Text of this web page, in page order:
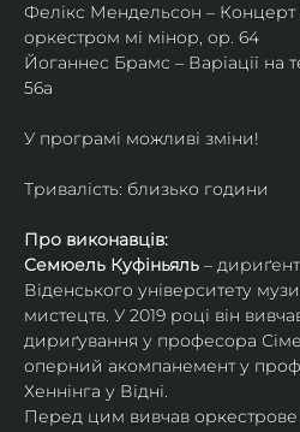
Фелікс Мендельсон – Концерт
оркестром мі мінор, ор. 64
Йоганнес Брамс – Варіації на
56a
У програмі можливі зміни!
Тривалість: близько години
Про виконавців:
Семюель Куфіньяль –
Віденського університету
мистецтв. У 2019 році він
дириґування у професора
оперний акомпанемент у
Хеннінга у Відні.
Перед цим вивчав оркестрове